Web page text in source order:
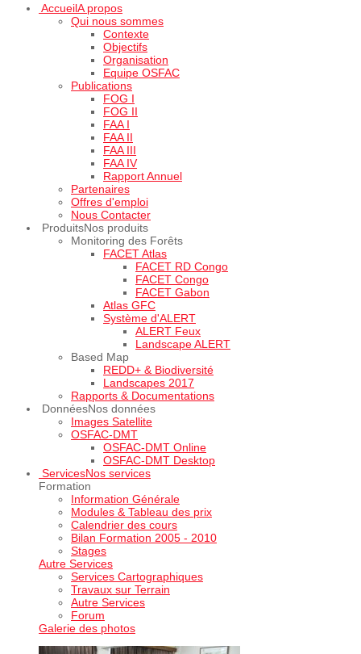
AccueilA propos
Qui nous sommes
Contexte
Objectifs
Organisation
Equipe OSFAC
Publications
FOG I
FOG II
FAA I
FAA II
FAA III
FAA IV
Rapport Annuel
Partenaires
Offres d'emploi
Nous Contacter
ProduitsNos produits
Monitoring des Forêts
FACET Atlas
FACET RD Congo
FACET Congo
FACET Gabon
Atlas GFC
Système d'ALERT
ALERT Feux
Landscape ALERT
Based Map
REDD+ & Biodiversité
Landscapes 2017
Rapports & Documentations
DonnéesNos données
Images Satellite
OSFAC-DMT
OSFAC-DMT Online
OSFAC-DMT Desktop
ServicesNos services
Formation
Information Générale
Modules & Tableau des prix
Calendrier des cours
Bilan Formation 2005 - 2010
Stages
Autre Services
Services Cartographiques
Travaux sur Terrain
Autre Services
Forum
Galerie des photos